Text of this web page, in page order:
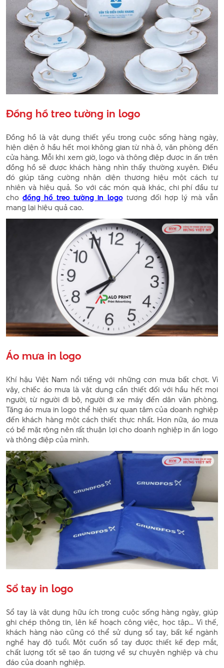
Đồng hồ treo tường in logo
Đồng hồ là vật dụng thiết yếu trong cuộc sống hàng ngày,
hiện diện ở hầu hết mọi không gian từ nhà ở, văn phòng đến
cửa hàng. Mỗi khi xem giờ, logo và thông điệp được in ấn trên
đồng hồ sẽ được khách hàng nhìn thấy thường xuyên. Điều
đó giúp tăng cường nhận diện thương hiệu một cách tự
nhiên và hiệu quả. So với các món quà khác, chi phí đầu tư
chođồng hồ treo tường in logotương đối hợp lý mà vẫn
mang lại hiệu quả cao.
Áo mưa in logo
Khí hậu Việt Nam nổi tiếng với những cơn mưa bất chợt. Vì
vậy, chiếc áo mưa là vật dụng cần thiết đối với hầu hết mọi
người, từ người đi bộ, người đi xe máy đến dân văn phòng.
Tặng áo mưa in logo thể hiện sự quan tâm của doanh nghiệp
đến khách hàng một cách thiết thực nhất. Hơn nữa, áo mưa
có bề mặt rộng nên rất thuận lợi cho doanh nghiệp in ấn logo
và thông điệp của mình.
Sổ tay in logo
Sổ tay là vật dụng hữu ích trong cuộc sống hàng ngày, giúp
ghi chép thông tin, lên kế hoạch công việc, học tập... Vì thế,
khách hàng nào cũng có thể sử dụng sổ tay, bất kể ngành
nghề hay độ tuổi. Một cuốn sổ tay được thiết kế đẹp mắt,
chất lượng tốt sẽ tạo ấn tượng về sự chuyên nghiệp và chu
đáo của doanh nghiệp.